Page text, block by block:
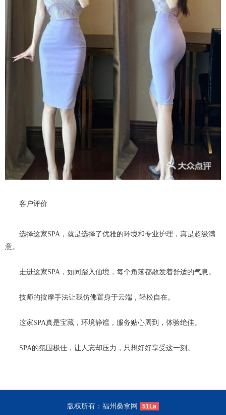
客户评价
选择这家SPA，就是选择了优雅的环境和专业护理，真是超级满
意。
走进这家SPA，如同踏入仙境，每个角落都散发着舒适的气息。
技师的按摩手法让我仿佛置身于云端，轻松自在。
这家SPA真是宝藏，环境静谧，服务贴心周到，体验绝佳。
SPA的氛围极佳，让人忘却压力，只想好好享受这一刻。
版权所有：福州桑拿网 51La